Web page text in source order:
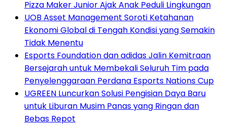
Pizza Maker Junior Ajak Anak Peduli Lingkungan
UOB Asset Management Soroti Ketahanan
Ekonomi Global di Tengah Kondisi yang Semakin
Tidak Menentu
Esports Foundation dan adidas Jalin Kemitraan
Bersejarah untuk Membekali Seluruh Tim pada
Penyelenggaraan Perdana Esports Nations Cup
UGREEN Luncurkan Solusi Pengisian Daya Baru
untuk Liburan Musim Panas yang Ringan dan
Bebas Repot